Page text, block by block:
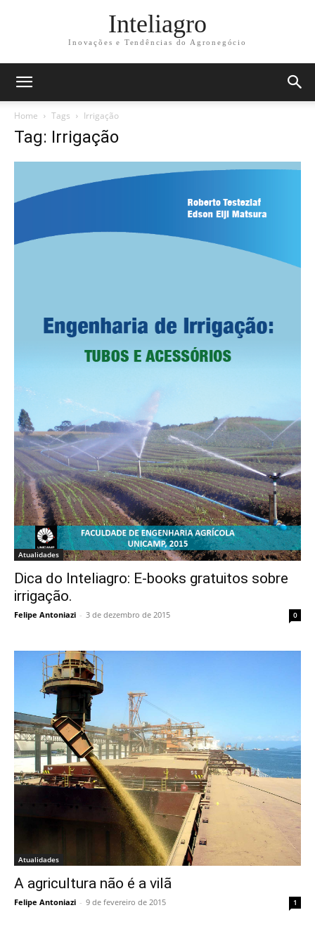
Inteliagro
Inovações e Tendências do Agronegócio
Home Tags Irrigação
Tag: Irrigação
Atualidades
Dica do Inteliagro: E-books gratuitos sobre
irrigação.
Felipe Antoniazi - 3 de dezembro de 2015 0
Atualidades
A agricultura não é a vilã
Felipe Antoniazi - 9 de fevereiro de 2015 1